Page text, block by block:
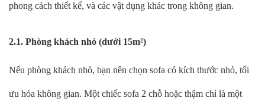
phong cách thiết kế, và các vật dụng khác trong không gian.
2.1. Phòng khách nhỏ (dưới 15m²)
Nếu phòng khách nhỏ, bạn nên chọn sofa có kích thước nhỏ, tối
ưu hóa không gian. Một chiếc sofa 2 chỗ hoặc thậm chí là một